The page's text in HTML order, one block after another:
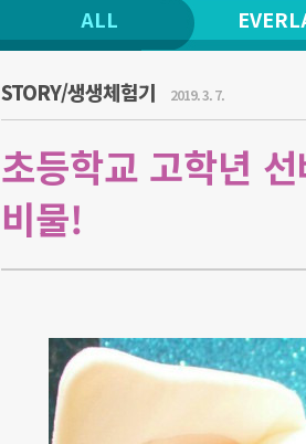
ALL
STORY/생생체험기 2019. 3. 7.
초등학교 고학년
비물!